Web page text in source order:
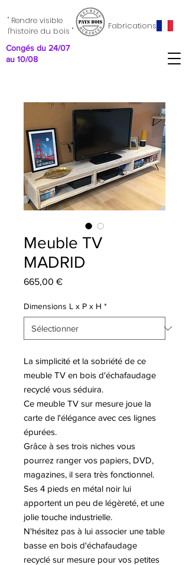
" Rendre visible
l'histoire du bois "
Fabrications
Congés du 24/07
au 10/08
Meuble TV
MADRID
665,00 €Prix
Dimensions L x P x H *
La simplicité et la sobriété de ce
meuble TV en bois d'échafaudage
recyclé vous séduira.
Ce meuble TV sur mesure joue la
carte de l'élégance avec ces lignes
épurées.
Grâce à ses trois niches vous
pourrez ranger vos papiers, DVD,
magazines, il sera très fonctionnel.
Ses 4 pieds en métal noir lui
apportent un peu de légèreté, et une
jolie touche industrielle.
N'hésitez pas à lui associer une table
basse en bois d'échafaudage
recyclé sur mesure pour vos petites